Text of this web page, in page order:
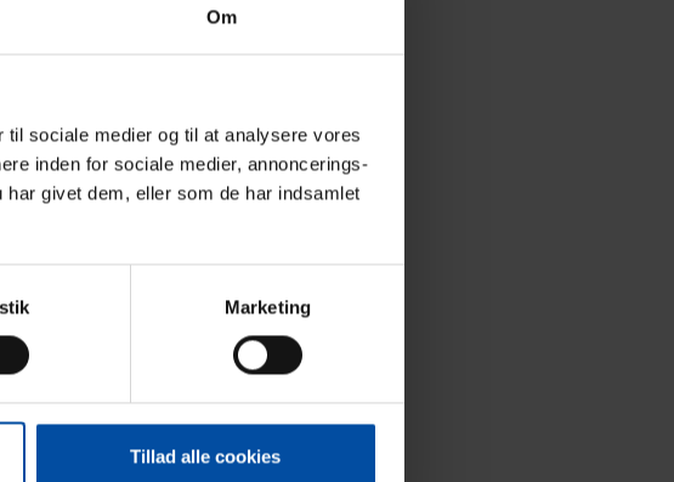
Om
sociale medier og til at analysere vores
inden for sociale medier, annoncerings-
givet dem, eller som de har indsamlet
Marketing
Tillad alle cookies